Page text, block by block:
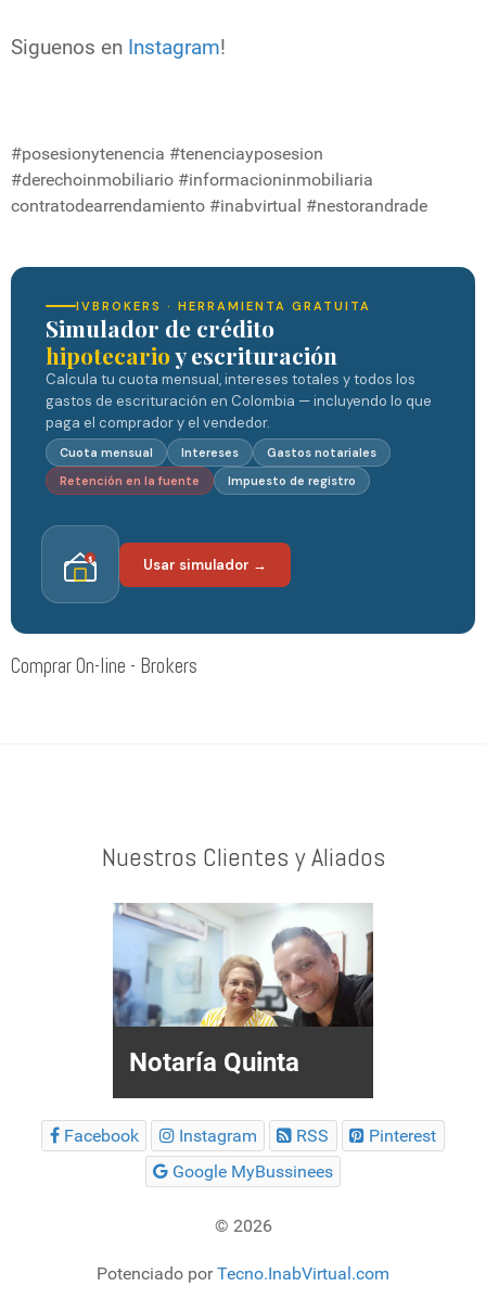
Siguenos en Instagram!
#posesionytenencia #tenenciayposesion
#derechoinmobiliario #informacioninmobiliaria
contratodearrendamiento #inabvirtual #nestorandrade
IVBROKERS · HERRAMIENTA GRATUITA
Simulador de crédito
hipotecarioy escrituración
Calcula tu cuota mensual, intereses totales y todos los
gastos de escrituración en Colombia — incluyendo lo que
paga el comprador y el vendedor.
Cuota mensual Intereses
Gastos notariales
Retención en la fuente
Impuesto de registro
$ Usar simulador →
Comprar On-line - Brokers
Nuestros Clientes y Aliados
Notaría Quinta
Facebook Instagram RSS
Pinterest
Google MyBussinees
© 2026
Potenciado porTecno.InabVirtual.com